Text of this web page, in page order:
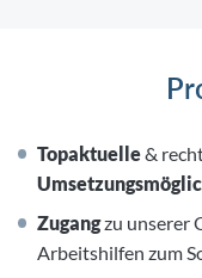
Topaktuelle&
Zugangzu unserer
Arbeitshilfen zum